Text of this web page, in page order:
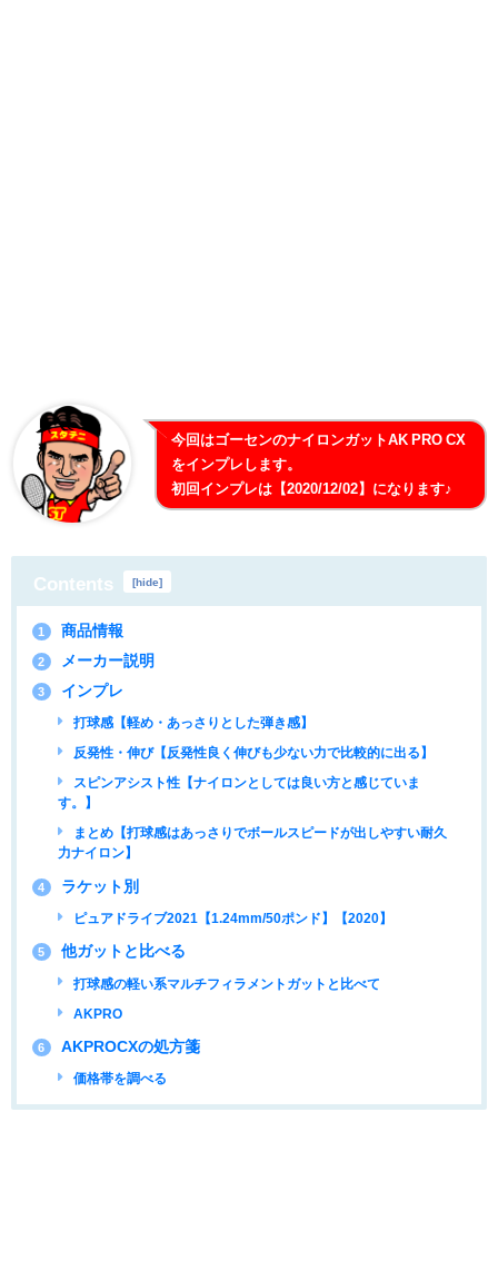
今回はゴーセンのナイロンガットAK PRO CX
をインプレします。
初回インプレは【2020/12/02】になります♪
Contents [hide]
1 商品情報
2 メーカー説明
3 インプレ
打球感【軽め・あっさりとした弾き感】
反発性・伸び【反発性良く伸びも少ない力で比較的に出る】
スピンアシスト性【ナイロンとしては良い方と感じていま
す。】
まとめ【打球感はあっさりでボールスピードが出しやすい耐久
力ナイロン】
4 ラケット別
ピュアドライブ2021【1.24mm/50ポンド】【2020】
5 他ガットと比べる
打球感の軽い系マルチフィラメントガットと比べて
AKPRO
6 AKPROCXの処方箋
価格帯を調べる